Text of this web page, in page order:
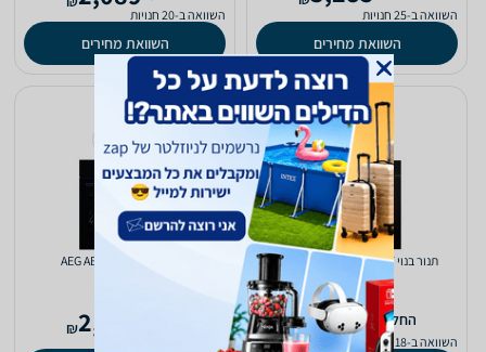
השוואה ב-25 חנויות
השוואת מחירים
השוואה ב-20 חנויות
השוואת מחירים
‏תנור בנוי Siemens HB237GEB3Y
‫החל מ- 2,200
₪
השוואה ב-18 חנויות
2,477
₪